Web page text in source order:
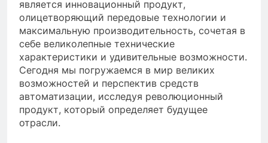
является инновационный продукт,
олицетворяющий передовые технологии и
максимальную производительность, сочетая в
себе великолепные технические
характеристики и удивительные возможности.
Сегодня мы погружаемся в мир великих
возможностей и перспектив средств
автоматизации, исследуя революционный
продукт, который определяет будущее
отрасли.